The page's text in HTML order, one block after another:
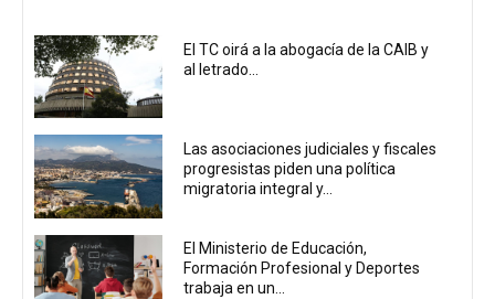
El TC oirá a la abogacía de la CAIB y
al letrado...
Las asociaciones judiciales y fiscales
progresistas piden una política
migratoria integral y...
El Ministerio de Educación,
Formación Profesional y Deportes
trabaja en un...